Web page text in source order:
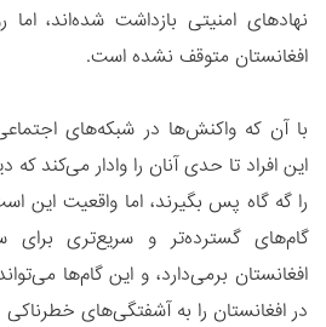
نهاد‌های امنیتی بازداشت شده‌اند،
افغانستان متوقف نشده است.
با آن که واکنش‌ها در شبکه‌های
این افراد تا حدی آنان را وادار می‌کند
را گه گاه پس بگیرند، اما واقعیت این
گام‌های گسترده‌تر و سریع‌تری برای
افغانستان برمی‌دارد، و این گام‌ها
در افغانستان را به آشفتگی‌های خطرناکی